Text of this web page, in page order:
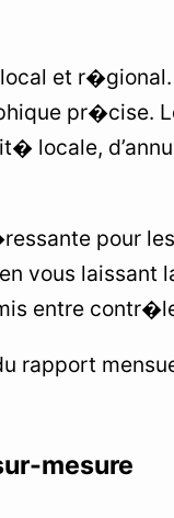
et
pr�cise.
locale,
pour
vous laissant
entre
rapport
mesure